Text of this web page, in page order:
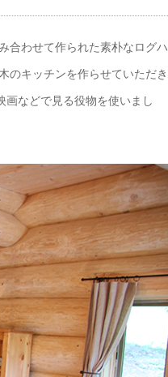
合わせて作られた素朴なログハ
のキッチンを作らせていただき
画などで見る役物を使いまし